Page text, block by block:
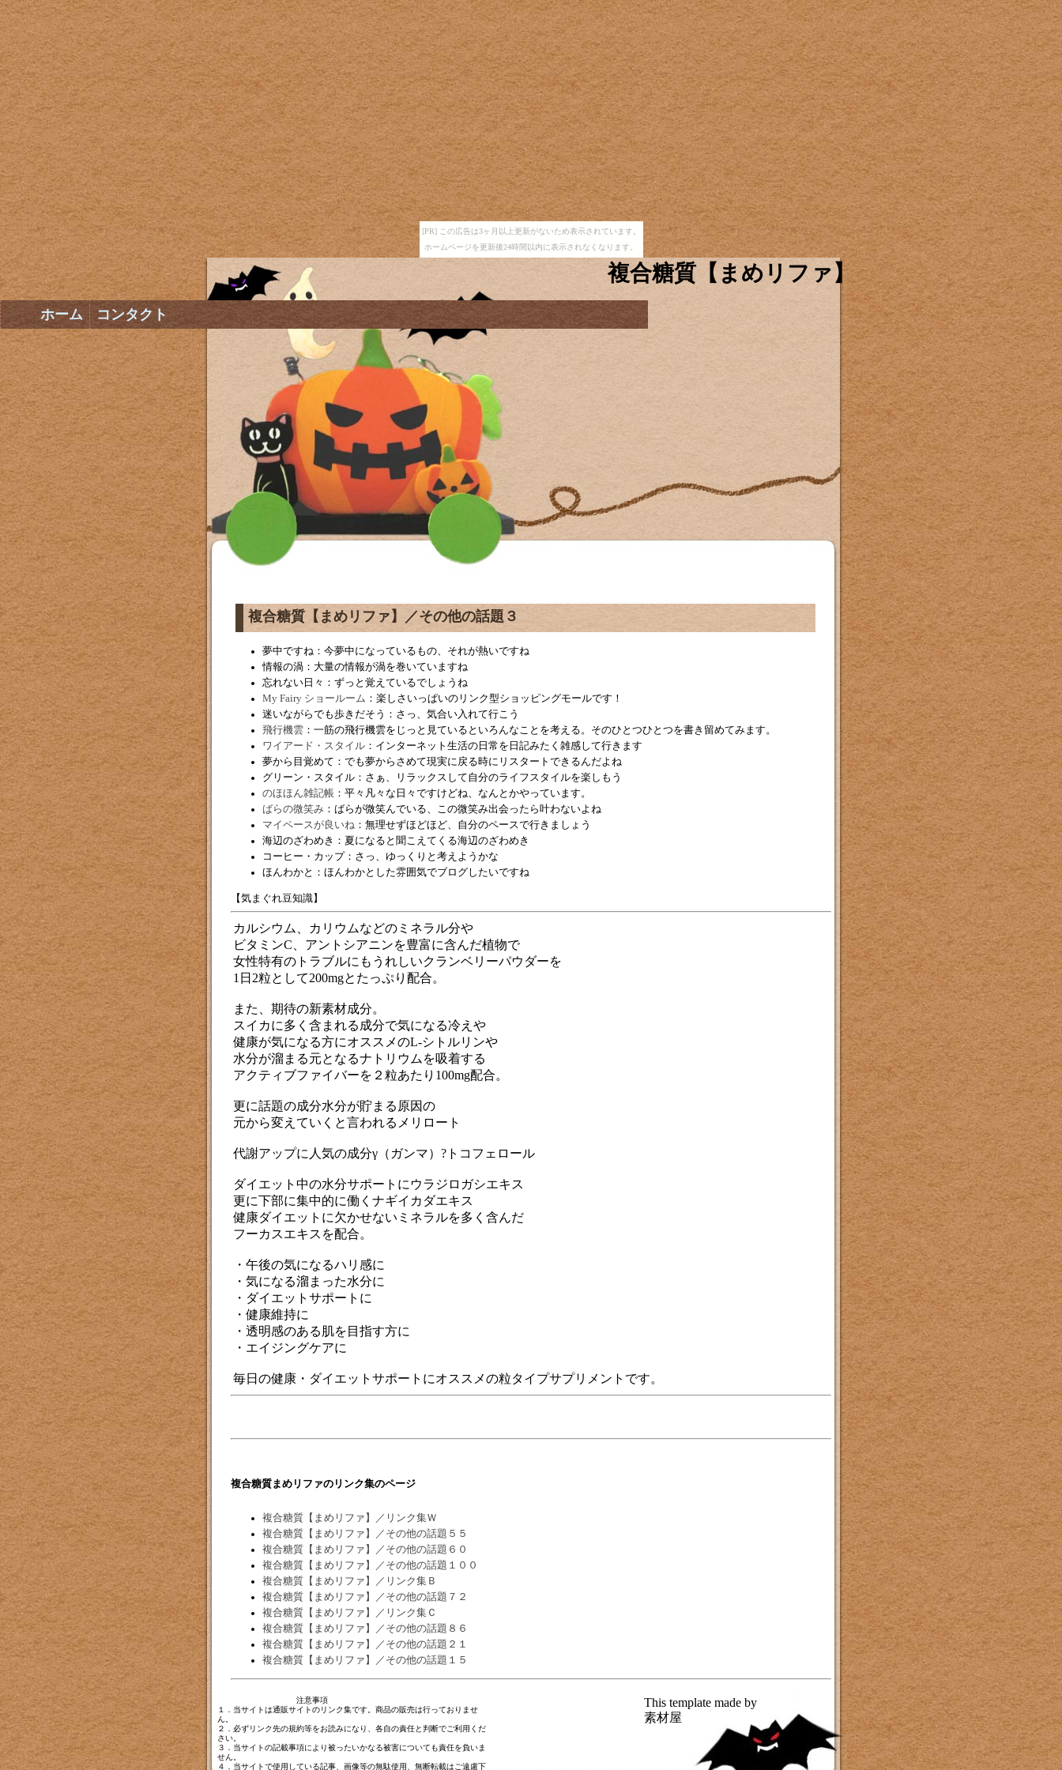
[PR] この広告は3ヶ月以上更新がないため表示されています。
ホームページを更新後24時間以内に表示されなくなります。
複合糖質【まめリファ】
複合糖質【まめリファ】／その他の話題３
夢中ですね：今夢中になっているもの、それが熱いですね
情報の渦：大量の情報が渦を巻いていますね
忘れない日々：ずっと覚えているでしょうね
My Fairy ショールーム ：楽しさいっぱいのリンク型ショッピングモールです！
迷いながらでも歩きだそう：さっ、気合い入れて行こう
飛行機雲 ：一筋の飛行機雲をじっと見ているといろんなことを考える。そのひとつひとつを書き留めてみます。
ワイアード・スタイル ：インターネット生活の日常を日記みたく雑感して行きます
夢から目覚めて：でも夢からさめて現実に戻る時にリスタートできるんだよね
グリーン・スタイル：さぁ、リラックスして自分のライフスタイルを楽しもう
のほほん雑記帳 ：平々凡々な日々ですけどね、なんとかやっています。
ばらの微笑み ：ばらが微笑んでいる、この微笑み出会ったら叶わないよね
マイペースが良いね ：無理せずほどほど、自分のペースで行きましょう
海辺のざわめき：夏になると聞こえてくる海辺のざわめき
コーヒー・カップ：さっ、ゆっくりと考えようかな
ほんわかと：ほんわかとした雰囲気でブログしたいですね
【気まぐれ豆知識】
カルシウム、カリウムなどのミネラル分や
ビタミンC、アントシアニンを豊富に含んだ植物で
女性特有のトラブルにもうれしいクランベリーパウダーを
1日2粒として200mgとたっぷり配合。
また、期待の新素材成分。
スイカに多く含まれる成分で気になる冷えや
健康が気になる方にオススメのL-シトルリンや
水分が溜まる元となるナトリウムを吸着する
アクティブファイバーを２粒あたり100mg配合。
更に話題の成分水分が貯まる原因の
元から変えていくと言われるメリロート
代謝アップに人気の成分γ（ガンマ）?トコフェロール
ダイエット中の水分サポートにウラジロガシエキス
更に下部に集中的に働くナギイカダエキス
健康ダイエットに欠かせないミネラルを多く含んだ
フーカスエキスを配合。
・午後の気になるハリ感に
・気になる溜まった水分に
・ダイエットサポートに
・健康維持に
・透明感のある肌を目指す方に
・エイジングケアに
毎日の健康・ダイエットサポートにオススメの粒タイプサプリメントです。
複合糖質まめリファのリンク集のページ
複合糖質【まめリファ】／リンク集Ｗ
複合糖質【まめリファ】／その他の話題５５
複合糖質【まめリファ】／その他の話題６０
複合糖質【まめリファ】／その他の話題１００
複合糖質【まめリファ】／リンク集Ｂ
複合糖質【まめリファ】／その他の話題７２
複合糖質【まめリファ】／リンク集Ｃ
複合糖質【まめリファ】／その他の話題８６
複合糖質【まめリファ】／その他の話題２１
複合糖質【まめリファ】／その他の話題１５
ホーム コンタクト
注意事項
１．当サイトは通販サイトのリンク集です。商品の販売は行っておりませ
ん。
２．必ずリンク先の規約等をお読みになり、各自の責任と判断でご利用くだ
さい。
３．当サイトの記載事項により被ったいかなる被害についても責任を負いま
せん。
４．当サイトで使用している記事、画像等の無駄使用、無断転載はご遠慮下
This template made by
素材屋